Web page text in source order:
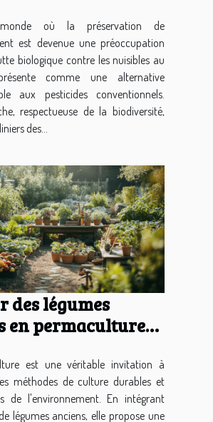
où la préservation de
est devenue une préoccupation
biologique contre les nuisibles au
comme une alternative
aux pesticides conventionnels.
respectueuse de la biodiversité,
des...
des légumes
en permaculture
durable
est une véritable invitation à
méthodes de culture durables et
de l'environnement. En intégrant
légumes anciens, elle propose une